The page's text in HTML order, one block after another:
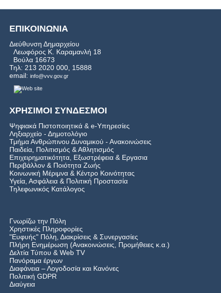
ΕΠΙΚΟΙΝΩΝΙΑ
Διεύθυνση Δημαρχείου
Λεωφόρος Κ. Καραμανλή 18
Βούλα 16673
Τηλ: 213 2020 000, 15888
email: info@vvv.gov.gr
ΧΡΗΣΙΜΟΙ ΣΥΝΔΕΣΜΟΙ
Ψηφιακά Πιστοποιητικά & e-Υπηρεσίες
Ληξιαρχείο - Δημοτολόγιο
Τμήμα Ανθρώπινου Δυναμικού - Ανακοινώσεις
Παιδεία, Πολιτισμός & Αθλητισμός
Επιχειρηματικότητα, Εξωστρέφεια & Εργασια
Περιβάλλον & Ποιότητα Ζωής
Kοινωνική Μέριμνα & Κέντρο Κοινότητας
Υγεία, Ασφάλεια & Πολιτική Προστασία
Τηλεφωνικός Κατάλογος
Γνωρίζω την Πόλη
Χρηστικές Πληροφορίες
"Ευφυής" Πόλη, Διακρίσεις & Συνεργασίες
Πλήρη Ενημέρωση (Ανακοινώσεις, Προμήθειες κ.α.)
Δελτία Τύπου & Web TV
Πανόραμα έργων
Διαφάνεια – Λογοδοσία και Κανόνες
Πολιτική GDPR
Διαύγεια